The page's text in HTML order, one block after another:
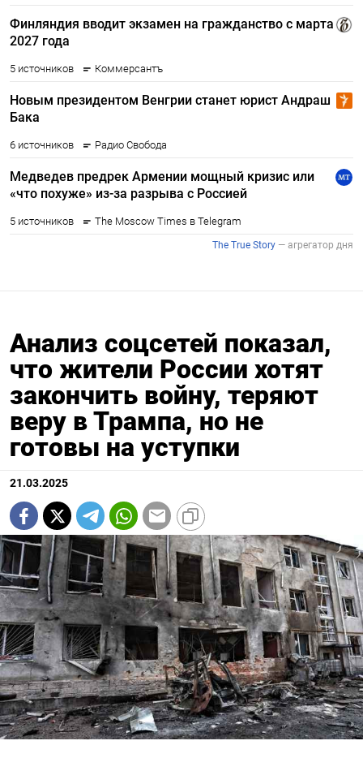
Анализ соцсетей показал,
что жители России хотят
закончить войну, теряют
веру в Трампа, но не
готовы на уступки
21.03.2025